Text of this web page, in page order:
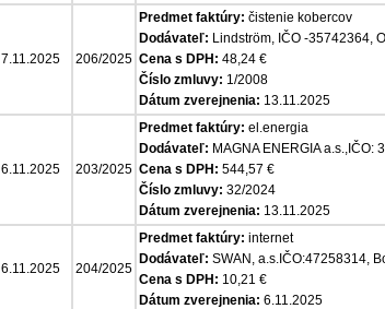
7.11.2025 206/2025
Predmet faktúry: čistenie kobercov
Dodávateľ: Lindström, IČO -35742364,
Cena s DPH: 48,24 €
Číslo zmluvy: 1/2008
Dátum zverejnenia: 13.11.2025
6.11.2025 203/2025
Predmet faktúry: el.energia
Dodávateľ: MAGNA ENERGIA
Cena s DPH: 544,57 €
Číslo zmluvy: 32/2024
Dátum zverejnenia: 13.11.2025
6.11.2025 204/2025
Predmet faktúry: internet
Dodávateľ: SWAN, a.s.IČO:47258314,
Cena s DPH: 10,21 €
Dátum zverejnenia: 6.11.2025